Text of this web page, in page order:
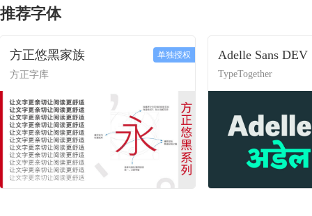
推荐字体
方正悠黑家族
方正字库
单独授权 Adelle Sans DEV
TypeTogether